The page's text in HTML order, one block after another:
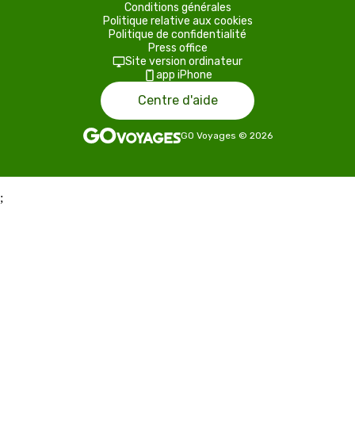
Conditions générales
Politique relative aux cookies
Politique de confidentialité
Press office
Site version ordinateur
app iPhone
Centre d'aide
GO Voyages © 2026
;